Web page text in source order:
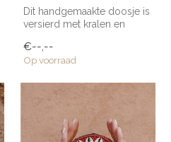
Dit handgemaakte doosje is
versierd met kralen en
voorzien...
€--,--
Op voorraad